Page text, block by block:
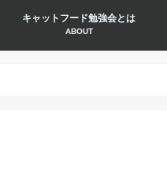
キャットフード勉強会とは
ABOUT